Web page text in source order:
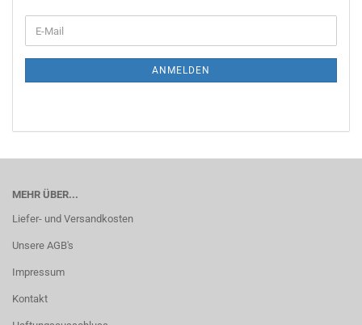
ZUR
E-
Mail
ANMELDEN
MEHR ÜBER...
Liefer- und Versandkosten
Unsere AGB's
Impressum
Kontakt